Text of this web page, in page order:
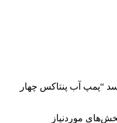
“پمپ آب پنتاکس چهار
موردنیاز